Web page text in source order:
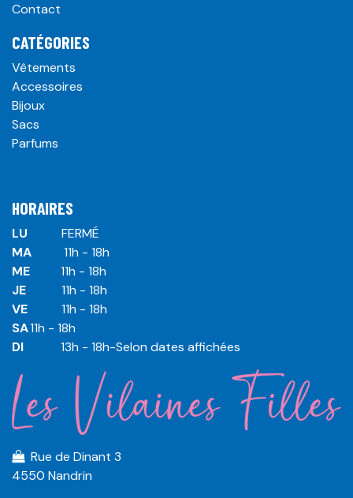
Contact
CATÉGORIES
Vêtements
Accessoires
Bijoux
Sacs
Parfums
HORAIRES
LU
​ ​FERMÉ
MA
​11h - 18h
ME
​11h - 18h
JE
​​11h - 18h
VE
​​​11h - 18h
SA​​​11h - 18h
DI
​​​ 13h - 18h-Selon dates affichées
Rue de Dinant 3
4550 Nandrin